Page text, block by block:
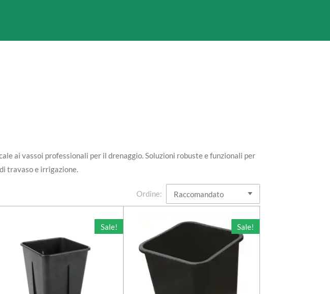
ai vassoi professionali per il drenaggio. Soluzioni robuste e funzionali per
travaso e irrigazione.
Ordine:
Sale! Sale!